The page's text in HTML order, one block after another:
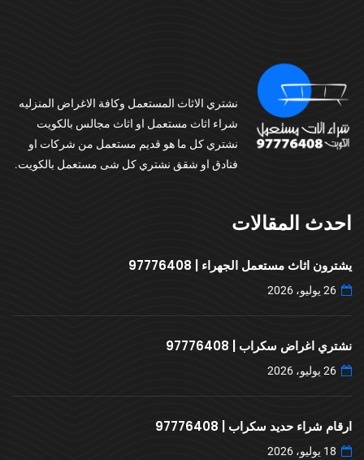
نشتري الاثاث المستعمل وكافة الاغراض المنزليه
شراء اثاث مستعمل او اثاث مجالس بالكويت
نشتري كل ما هو قديم مستعمل من شركات او
فنادق او شقق نشتري كل شى مستعمل بالكويت.
احدث المقالات
يشترون اثاث مستعمل الجهراء | 97776408
26 يوليو، 2026
نشتري اغراض سكراب | 97776408
26 يوليو، 2026
ارقام شراء حديد سكراب | 97776408
18 يوليو، 2026